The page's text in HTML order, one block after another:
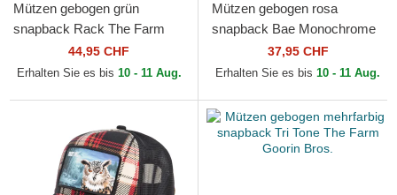
Mützen gebogen grün
snapback Rack The Farm
Goorin Bros.44,95 CHF
Erhalten Sie es bis 10 - 11 Aug.
Mützen gebogen rosa
snapback Bae Monochrome
The Farm Goorin Bros.
37,95 CHF
Erhalten Sie es bis 10 - 11 Aug.